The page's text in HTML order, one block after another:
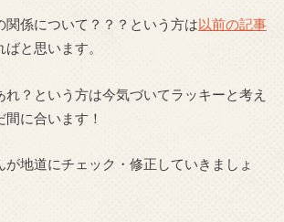
関係について？？？という方は以前の記事
と思います。
？という方は今気づいてラッキーと考え
に合います！
地道にチェック・修正していきましょ